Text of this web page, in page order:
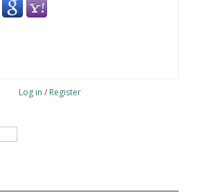
Log in / Register